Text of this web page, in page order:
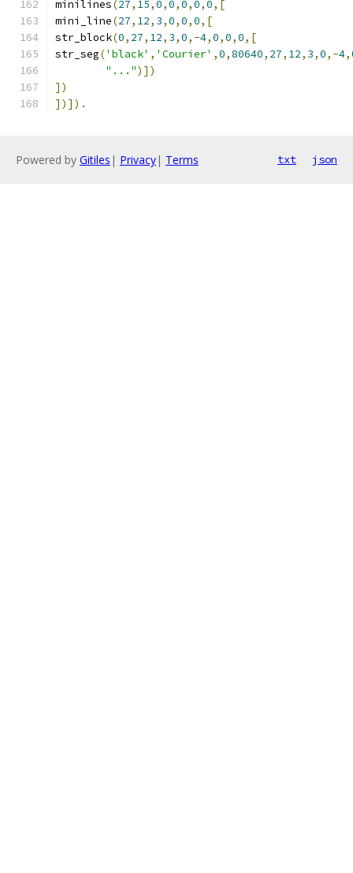
minilines(27, 15,0,0,0,0,0,[
mini_line(27, 12, 3,0,0,0,[
str_block(0, 27, 12, 3,0,-4,0,0,0,[
str_seg('black' , 'Courier' ,0,80640, 27, 12, 3,0,-4,
"...")])
])
])]).
Powered by Gitiles | Privacy| Terms txt json